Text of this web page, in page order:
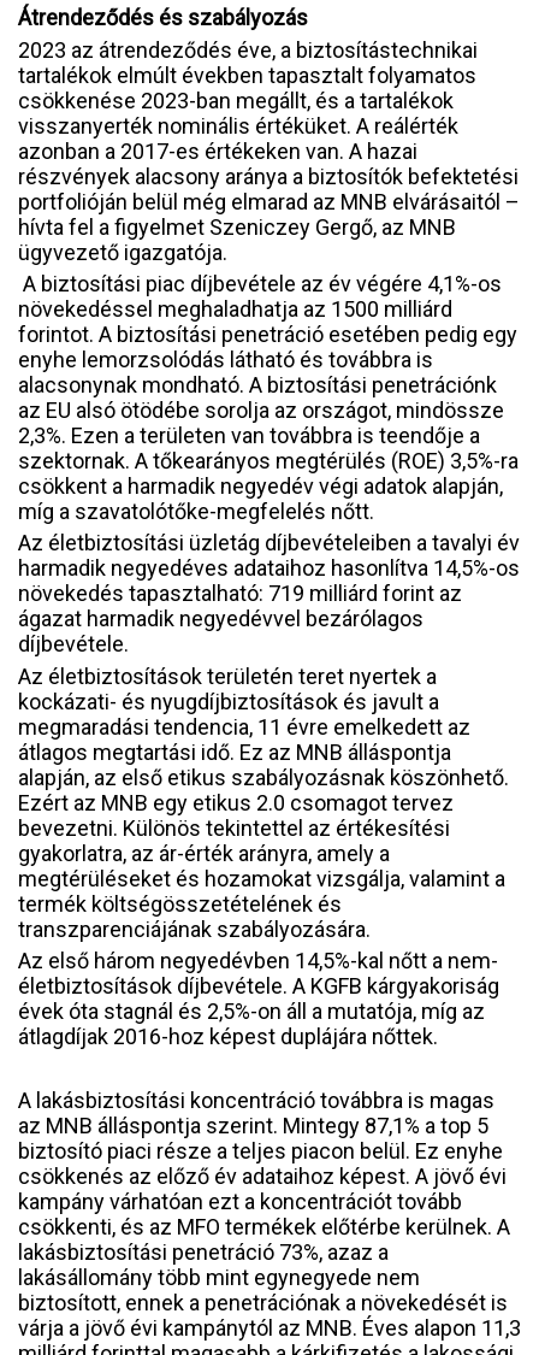
Átrendeződés és szabályozás
2023 az átrendeződés éve, a biztosítástechnikai
tartalékok elmúlt években tapasztalt folyamatos
csökkenése 2023-ban megállt, és a tartalékok
visszanyerték nominális értéküket. A reálérték
azonban a 2017-es értékeken van. A hazai
részvények alacsony aránya a biztosítók befektetési
portfolióján belül még elmarad az MNB elvárásaitól –
hívta fel a figyelmet Szeniczey Gergő, az MNB
ügyvezető igazgatója.
A biztosítási piac díjbevétele az év végére 4,1%-os
növekedéssel meghaladhatja az 1500 milliárd
forintot. A biztosítási penetráció esetében pedig egy
enyhe lemorzsolódás látható és továbbra is
alacsonynak mondható. A biztosítási penetrációnk
az EU alsó ötödébe sorolja az országot, mindössze
2,3%. Ezen a területen van továbbra is teendője a
szektornak. A tőkearányos megtérülés (ROE) 3,5%-ra
csökkent a harmadik negyedév végi adatok alapján,
míg a szavatolótőke-megfelelés nőtt.
Az életbiztosítási üzletág díjbevételeiben a tavalyi év
harmadik negyedéves adataihoz hasonlítva 14,5%-os
növekedés tapasztalható: 719 milliárd forint az
ágazat harmadik negyedévvel bezárólagos
díjbevétele.
Az életbiztosítások területén teret nyertek a
kockázati- és nyugdíjbiztosítások és javult a
megmaradási tendencia, 11 évre emelkedett az
átlagos megtartási idő. Ez az MNB álláspontja
alapján, az első etikus szabályozásnak köszönhető.
Ezért az MNB egy etikus 2.0 csomagot tervez
bevezetni. Különös tekintettel az értékesítési
gyakorlatra, az ár-érték arányra, amely a
megtérüléseket és hozamokat vizsgálja, valamint a
termék költségösszetételének és
transzparenciájának szabályozására.
Az első három negyedévben 14,5%-kal nőtt a nem-
életbiztosítások díjbevétele. A KGFB kárgyakoriság
évek óta stagnál és 2,5%-on áll a mutatója, míg az
átlagdíjak 2016-hoz képest duplájára nőttek.
A lakásbiztosítási koncentráció továbbra is magas
az MNB álláspontja szerint. Mintegy 87,1% a top 5
biztosító piaci része a teljes piacon belül. Ez enyhe
csökkenés az előző év adataihoz képest. A jövő évi
kampány várhatóan ezt a koncentrációt tovább
csökkenti, és az MFO termékek előtérbe kerülnek. A
lakásbiztosítási penetráció 73%, azaz a
lakásállomány több mint egynegyede nem
biztosított, ennek a penetrációnak a növekedését is
várja a jövő évi kampánytól az MNB. Éves alapon 11,3